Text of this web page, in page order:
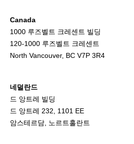
Canada
1000 루즈벨트 크레센트 빌딩
120-1000 루즈벨트 크레센트
North Vancouver, BC V7P 3R4
네덜란드
드 앙트레 빌딩
드 앙트레 232, 1101 EE
암스테르담, 노르트홀란트